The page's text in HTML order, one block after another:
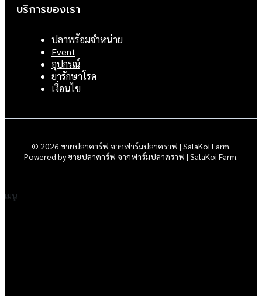
บริการของเรา
ปลาพร้อมจำหน่าย
Event
อุปกรณ์
ยารักษาโรค
เงื่อนไข
© 2026 ขายปลาคาร์ฟ จากฟาร์มปลาคราฟ | SalaKoi Farm.
Powered by ขายปลาคาร์ฟ จากฟาร์มปลาคราฟ | SalaKoi Farm.
เมนู